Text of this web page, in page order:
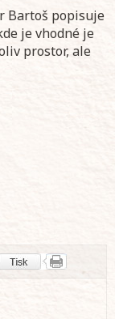
Bartoš popisuje
je vhodné je
prostor, ale